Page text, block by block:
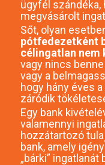
ügyfél
megvásárolt
Sőt, olyan
pótfedezetként
célingatlan
vagy nincs
vagy a
hogy hány éves
záródik
Egy bank
valamennyi
hozzátartozó
bank, amely
„bárki”